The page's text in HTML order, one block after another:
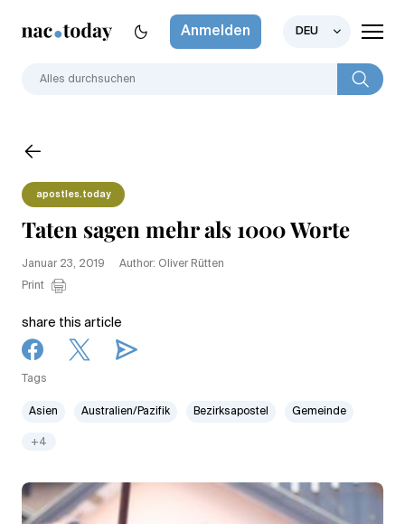
Anmelden DEU
apostles.today
Taten sagen mehr als 1000 Worte
Januar 23, 2019
Author: Oliver Rütten
Print
share this article
Tags
Asien Australien/Pazifik Bezirksapostel Gemeinde
+4